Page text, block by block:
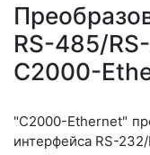
RS-485/
С2000-
"С2000-Ethernet"
интерфейса RS-